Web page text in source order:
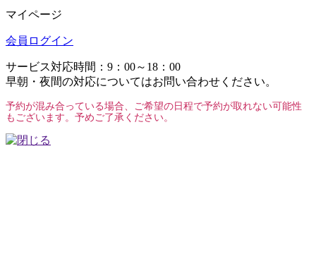
マイページ
会員ログイン
サービス対応時間：9：00～18：00
早朝・夜間の対応についてはお問い合わせください。
予約が混み合っている場合、ご希望の日程で予約が取れない可能性
もございます。予めご了承ください。